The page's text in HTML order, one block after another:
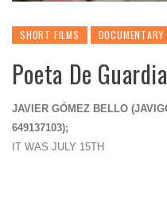
SHORT FILMS DOCUMENTARY
Poeta De Guardia
JAVIER GÓMEZ BELLO (
649137103);
IT WAS JULY 15TH